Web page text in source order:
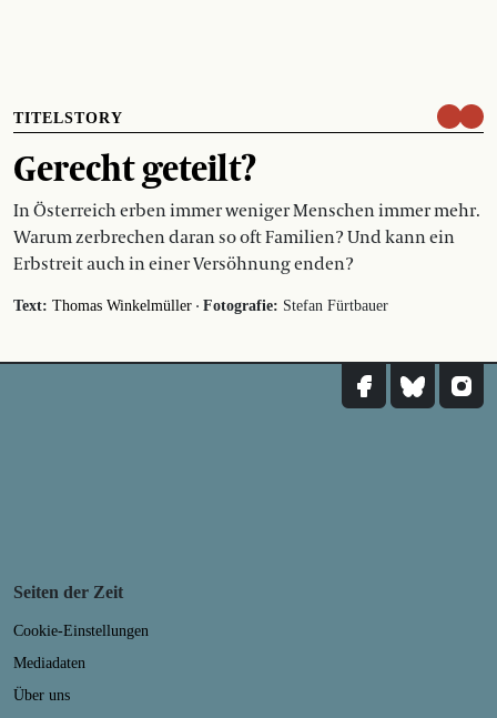
TITELSTORY
Gerecht geteilt?
In Österreich erben immer weniger Menschen immer mehr.
Warum zerbrechen daran so oft Familien? Und kann ein
Erbstreit auch in einer Versöhnung enden?
Text: Thomas Winkelmüller · Fotografie: Stefan Fürtbauer
Seiten der Zeit
Cookie-Einstellungen
Mediadaten
Über uns